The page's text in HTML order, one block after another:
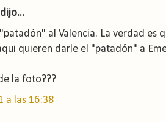
al Valencia. La verdad es
quieren darle el "patadón" a
la foto???
a las 16:38